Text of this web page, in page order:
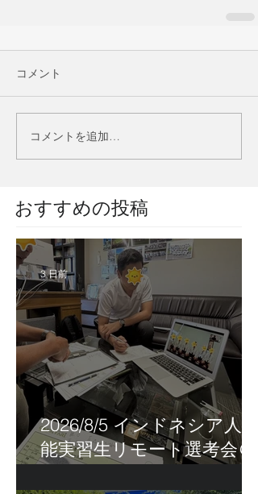
コメント
コメントを追加…
​おすすめの投稿
2026/8/5 インドネシア人技
能実習生リモート選考会＠
3 日前